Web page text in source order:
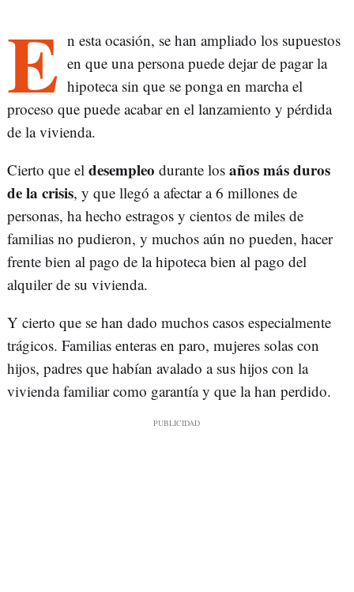
E n esta ocasión, se han ampliado los supuestos
en que una persona puede dejar de pagar la
hipoteca sin que se ponga en marcha el
proceso que puede acabar en el lanzamiento y pérdida
de la vivienda.
Cierto que el desempleo durante los años más duros
de la crisis, y que llegó a afectar a 6 millones de
personas, ha hecho estragos y cientos de miles de
familias no pudieron, y muchos aún no pueden, hacer
frente bien al pago de la hipoteca bien al pago del
alquiler de su vivienda.
Y cierto que se han dado muchos casos especialmente
trágicos. Familias enteras en paro, mujeres solas con
hijos, padres que habían avalado a sus hijos con la
vivienda familiar como garantía y que la han perdido.